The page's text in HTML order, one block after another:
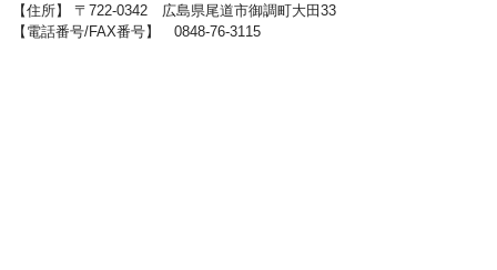
【住所】 〒722-0342 広島県尾道市御調町大田33
【電話番号/FAX番号】 0848-76-3115